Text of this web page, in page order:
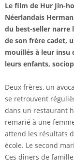
Le film de Hur Jin-
Néerlandais
du best-­seller narre
de son frère cadet,
mouillés à leur insu
leurs enfants,
Deux frères, un
se retrouvent
dans un restaurant
remarié à une
attend les résultats
école. Le second
Ces dîners de